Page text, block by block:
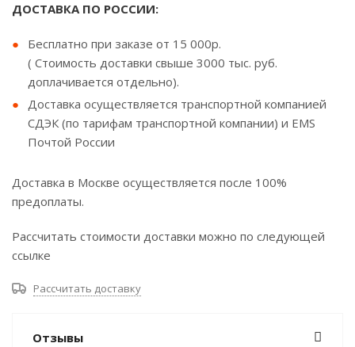
ДОСТАВКА ПО РОССИИ:
Бесплатно при заказе от 15 000р.
( Стоимость доставки свыше 3000 тыс. руб.
доплачивается отдельно).
Доставка осуществляется транспортной компанией
СДЭК (по тарифам транспортной компании) и EMS
Почтой России
Доставка в Москве осуществляется после 100%
предоплаты.
Рассчитать стоимости доставки можно по следующей
ссылке
Рассчитать доставку
Отзывы